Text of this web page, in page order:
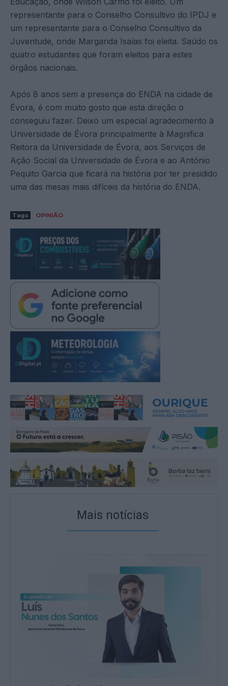
representante para o Conselho Consultivo do IPDJ e
um representante para o Conselho Consultivo da
Juventude, onde Margarida Isaías foi eleita. Saúdo os
quatro estudantes que foram eleitos para estes
órgãos nacionais.
Após 8 anos sem a presença do ENDA na cidade de
Évora, é com muito gosto que esta direção o
conseguiu fazer. Deixo um especial agradecimento à
Universidade de Évora principalmente à Magnifica
Reitora da Universidade de Évora, aos Serviços de
Ação Social da Universidade de Évora e ao António
Pequito Garcia que ficará na história por ter presidido
uma das mesas mais difíceis da história do ENDA.
Tags OPINIÃO
Mais notícias